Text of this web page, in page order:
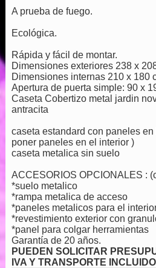
A prueba de fuego.
Ecológica.
Rápida y fácil de montar.
Dimensiones exteriores 238 x
Dimensiones internas 210 x 180
Apertura de puerta simple: 90 x
Caseta Cobertizo metal jardin
antracita
caseta estandard con paneles
poner paneles en el interior )
caseta metalica sin suelo
ACCESORIOS OPCIONALES :
*suelo metalico
*rampa metalica de acceso
*paneles metalicos para el
*revestimiento exterior con
*panel para colgar herramientas
Garantía de 20 años.
PUEDEN SOLICITAR
IVA Y TRANSPORTE